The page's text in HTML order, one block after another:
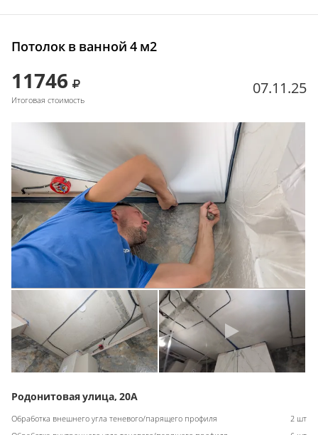
Потолок в ванной 4 м2
11746
Итоговая стоимость
07.11.25
Родонитовая улица, 20А
Обработка внешнего угла теневого/парящего профиля
2 шт